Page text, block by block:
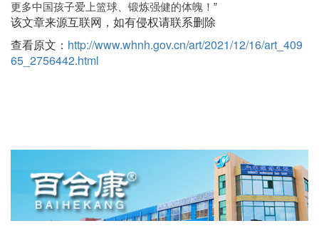
更多中国孩子爱上篮球、锻炼强健的体魄！”
该文章来源互联网，如有侵权请联系删除
查看原文： http://www.whnh.gov.cn/art/2021/12/16/art_409
65_2756442.html